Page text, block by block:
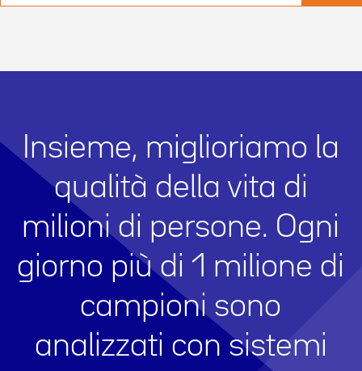
Insieme, miglioriamo la
qualità della vita di
milioni di persone. Ogni
giorno più di 1 milione di
campioni sono
analizzati con sistemi